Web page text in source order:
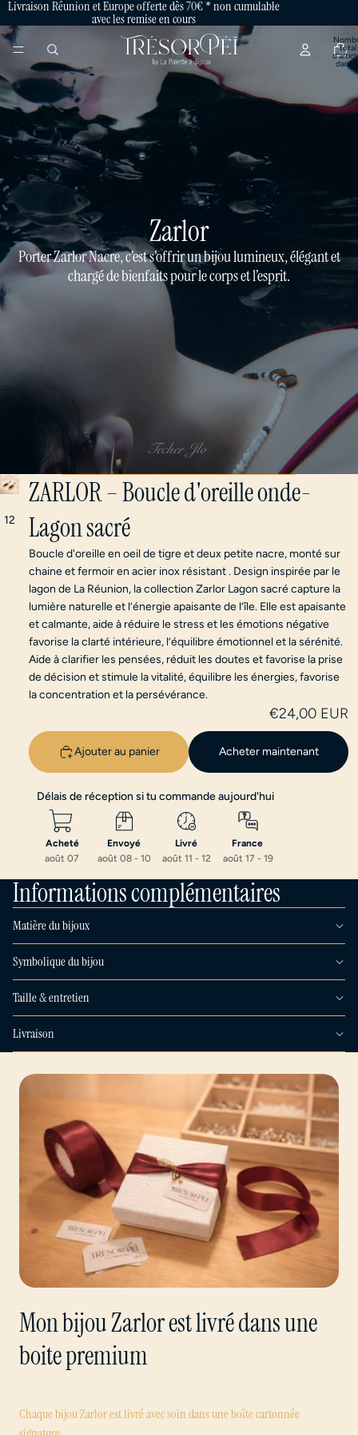
Livraison Réunion et Europe offerte dès 70€ * non cumulable
avec les remise en cours
total
dans
Zarlor
Porter Zarlor Nacre, c’est s’offrir un bijou lumineux, élégant et
chargé de bienfaits pour le corps et l’esprit.
12
ZARLOR – Boucle d'oreille onde-
Lagon sacré
Boucle d'oreille en oeil de tigre et deux petite nacre, monté sur
chaine et fermoir en acier inox résistant . Design inspirée par le
lagon de La Réunion, la collection Zarlor Lagon sacré capture la
lumière naturelle et l’énergie apaisante de l’île. Elle estapaisante
et calmante, aide à réduire le stress et les émotions négative
favorise la clarté intérieure, l’équilibre émotionnel et la sérénité.
Aide à clarifier les pensées, réduit les doutes et favorise la prise
de décision et stimule la vitalité, équilibre les énergies, favorise
la concentration et la persévérance.
€24,00 EUR
Ajouter au panier Acheter maintenant
Délais de réception si tu commande aujourd'hui
Acheté
août 07
Envoyé
août 08 - 10
Livré
août 11 - 12
France
août 17 - 19
Informations complémentaires
Matière du bijoux
Symbolique du bijou
Taille & entretien
Livraison
Mon bijou Zarlor est livré dans une
boite premium
Chaque bijou Zarlor est livré avec soin dans une boîte cartonnée